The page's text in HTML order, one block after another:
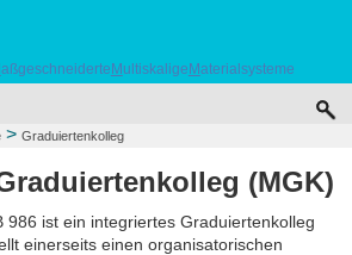
aßgeschneiderte M ultiskalige Materialsysteme
> Graduiertenkolleg
(MGK)
986 ist ein integriertes Graduiertenkolleg
einerseits einen organisatorischen